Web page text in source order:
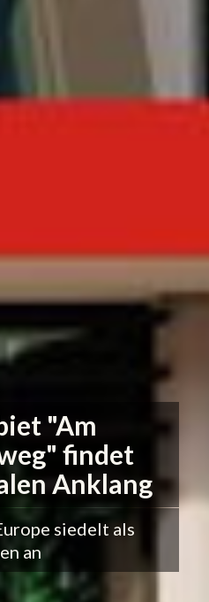
"Am
findet
Anklang
siedelt als
an